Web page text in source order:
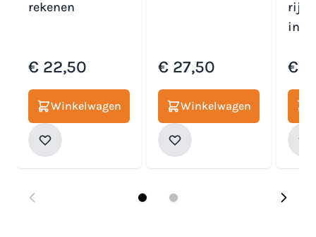
rekenen
€ 22,50
Winkelwagen
€ 27,50
Winkelwagen
rijke
in
€